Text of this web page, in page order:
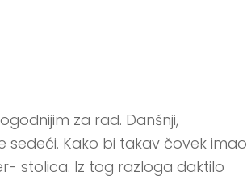
za rad. Danšnji,
Kako bi takav čovek imao
stolica. Iz tog razloga daktilo